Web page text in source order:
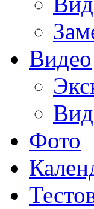
Видео
Фото